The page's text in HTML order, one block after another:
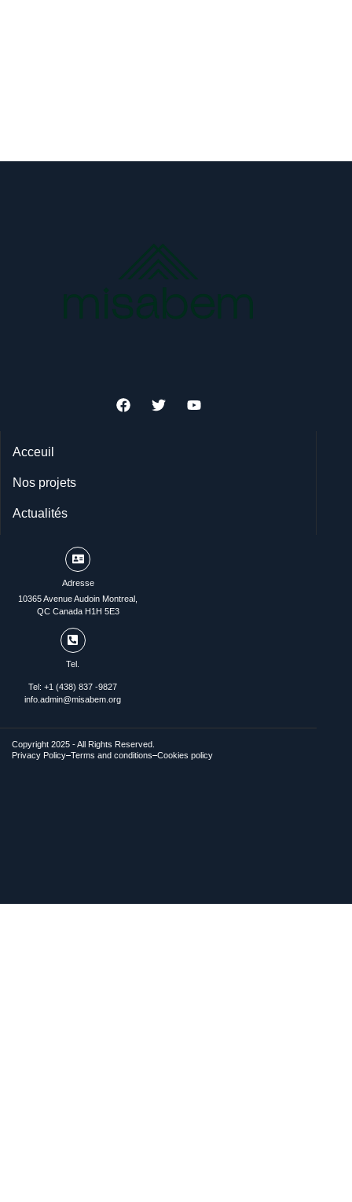
Acceuil
Nos projets
Actualités
Adresse
10365 Avenue Audoin Montreal,
QC Canada H1H 5E3
Tel.
Tel: +1 (438) 837 -9827
info.admin@misabem.org
Copyright 2025 - All Rights Reserved.
Privacy Policy Terms and conditions Cookies policy